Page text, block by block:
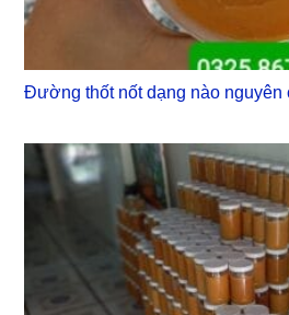
Đường thốt nốt dạng nào nguyên